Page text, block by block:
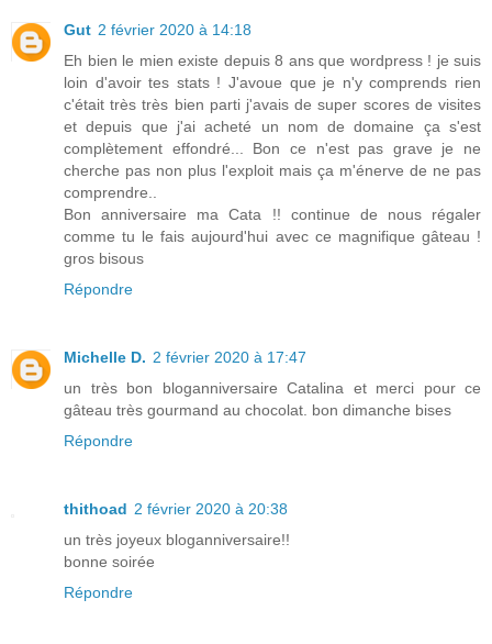
Gut 2 février 2020 à 14:18
Eh bien le mien existe depuis 8 ans que wordpress ! je suis
loin d'avoir tes stats ! J'avoue que je n'y comprends rien
c'était très très bien parti j'avais de super scores de visites
et depuis que j'ai acheté un nom de domaine ça s'est
complètement effondré... Bon ce n'est pas grave je ne
cherche pas non plus l'exploit mais ça m'énerve de ne pas
comprendre..
Bon anniversaire ma Cata !! continue de nous régaler
comme tu le fais aujourd'hui avec ce magnifique gâteau !
gros bisous
Répondre
Michelle D. 2 février 2020 à 17:47
un très bon bloganniversaire Catalina et merci pour ce
gâteau très gourmand au chocolat. bon dimanche bises
Répondre
thithoad 2 février 2020 à 20:38
un très joyeux bloganniversaire!!
bonne soirée
Répondre